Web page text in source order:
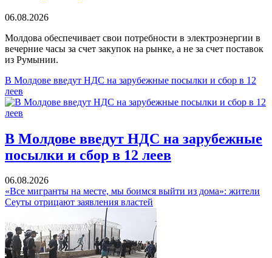
06.08.2026
Молдова обеспечивает свои потребности в электроэнергии в
вечерние часы за счет закупок на рынке, а не за счет поставок
из Румынии.
В Молдове введут НДС на зарубежные посылки и сбор в 12
леев
В Молдове введут НДС на зарубежные
посылки и сбор в 12 леев
06.08.2026
«Все мигранты на месте, мы боимся выйти из дома»: жители
Сеуты отрицают заявления властей